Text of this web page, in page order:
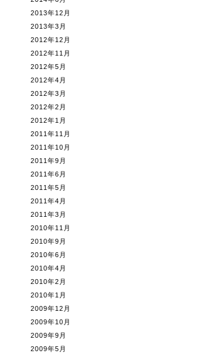
2013年12月
2013年3月
2012年12月
2012年11月
2012年5月
2012年4月
2012年3月
2012年2月
2012年1月
2011年11月
2011年10月
2011年9月
2011年6月
2011年5月
2011年4月
2011年3月
2010年11月
2010年9月
2010年6月
2010年4月
2010年2月
2010年1月
2009年12月
2009年10月
2009年9月
2009年5月